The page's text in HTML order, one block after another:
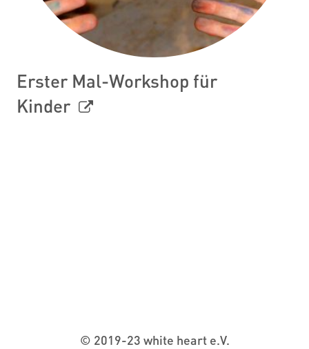
Erster Mal-Workshop für
Kinder
© 2019-23 white heart e.V.